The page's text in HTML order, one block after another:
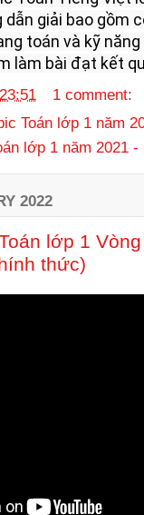
giải bao gồm
toán và kỹ
làm bài đạt kết
23:51
1 comment:
Toán lớp 1 năm
lớp 1 năm 2021 -
2022
lớp 1
thức)